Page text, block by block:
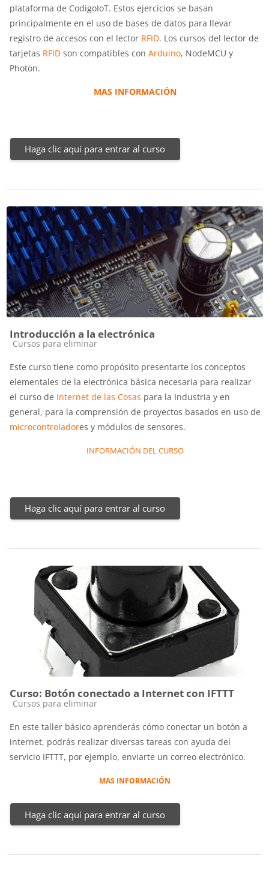
plataforma de CodigoIoT. Estos ejercicios se basan
principalmente en el uso de bases de datos para llevar
registro de accesos con el lector RFID. Los cursos del lector de
tarjetas RFIDson compatibles con Arduino, NodeMCU y
Photon.
MAS INFORMACIÓN
Haga clic aquí para entrar al curso
Introducción a la electrónica
Categoría de cursos
Cursos para eliminar
Este curso tiene como propósito presentarte los conceptos
elementales de la electrónica básica necesaria para realizar
el curso de Internet de las Cosas para la Industria y en
general, para la comprensión de proyectos basados en uso de
microcontroladores y módulos de sensores.
INFORMACIÓN DEL CURSO
Haga clic aquí para entrar al curso
Curso: Botón conectado a Internet con IFTTT
Categoría de cursos
Cursos para eliminar
En este taller básico aprenderás cómo conectar un botón a
internet, podrás realizar diversas tareas con ayuda del
servicio IFTTT, por ejemplo, enviarte un correo electrónico.
MAS INFORMACIÓN
Haga clic aquí para entrar al curso